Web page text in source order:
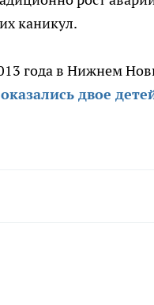
каникул.
года в Нижнем
двое